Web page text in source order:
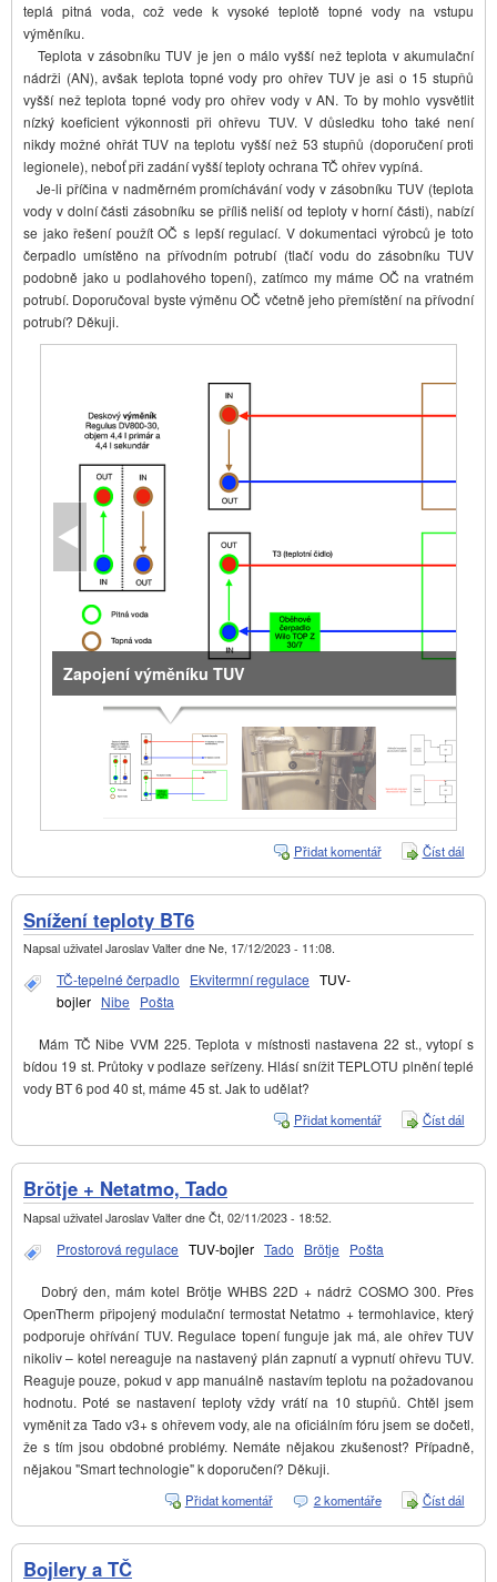
teplá pitná voda, což vede k vysoké teplotě topné vody na vstupu
výměníku.
Teplota v zásobníku TUV je jen o málo vyšší než teplota v akumulační
nádrži (AN), avšak teplota topné vody pro ohřev TUV je asi o 15 stupňů
vyšší než teplota topné vody pro ohřev vody v AN. To by mohlo vysvětlit
nízký koeficient výkonnosti při ohřevu TUV. V důsledku toho také není
nikdy možné ohřát TUV na teplotu vyšší než 53 stupňů (doporučení proti
legionele), neboť při zadání vyšší teploty ochrana TČ ohřev vypíná.
Je-li příčina v nadměrném promíchávání vody v zásobníku TUV (teplota
vody v dolní části zásobníku se příliš neliší od teploty v horní části), nabízí
se jako řešení použít OČ s lepší regulací. V dokumentaci výrobců je toto
čerpadlo umístěno na přívodním potrubí (tlačí vodu do zásobníku TUV
podobně jako u podlahového topení), zatímco my máme OČ na vratném
potrubí. Doporučoval byste výměnu OČ včetně jeho přemístění na přívodní
potrubí? Děkuji.
Zapojení výměníku TUV
Číst dál
dům
stav
Přidat komentář
Snížení teploty BT6
Napsal uživatel Jaroslav Valter dne Ne, 17/12/2023 - 11:08.
TČ-tepelné čerpadlo Ekvitermní regulace TUV-
bojler Nibe Pošta
Mám TČ Nibe VVM 225. Teplota v místnosti nastavena 22 st., vytopí s
bídou 19 st. Průtoky v podlaze seřízeny. Hlásí snížit TEPLOTU plnění teplé
vody BT 6 pod 40 st, máme 45 st. Jak to udělat?
Číst dál
Přidat komentář
Brötje + Netatmo, Tado
Napsal uživatel Jaroslav Valter dne Čt, 02/11/2023 - 18:52
Prostorová regulace TUV-bojler Tado Brötje Pošta
Dobrý den, mám kotel Brötje WHBS 22D + nádrž COSMO 300. Přes
OpenTherm připojený modulační termostat Netatmo + termohlavice, který
podporuje ohřívání TUV. Regulace topení funguje jak má, ale ohřev TUV
nikoliv – kotel nereaguje na nastavený plán zapnutí a vypnutí ohřevu TUV.
Reaguje pouze, pokud v app manuálně nastavím teplotu na požadovanou
hodnotu. Poté se nastavení teploty vždy vrátí na 10 stupňů. Chtěl jsem
vyměnit za Tado v3+ s ohřevem vody, ale na oficiálním fóru jsem se dočetl,
že s tím jsou obdobné problémy. Nemáte nějakou zkušenost? Případně,
nějakou "Smart technologie" k doporučení? Děkuji.
Číst dál
2 komentáře
Přidat komentář
Bojlery a TČ